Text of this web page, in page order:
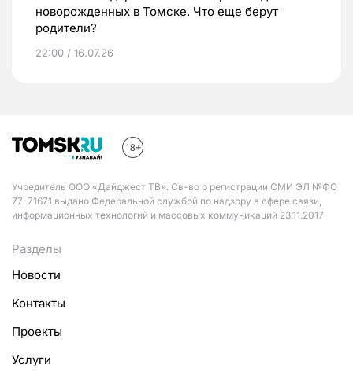
новорожденных в Томске. Что еще берут
родители?
22:00 / 16.07.26
Учредитель ООО «Дайджест ТВ». Св-во о регистрации СМИ ЭЛ №ФС
77-71671 выдано Федеральной службой по надзору в сфере связи,
информационных технологий и массовых коммуникаций 23.11.2017
Разделы
Новости
Контакты
Проекты
Услуги